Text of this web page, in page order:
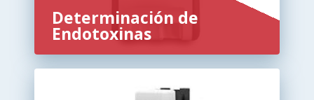
Determinación de
Endotoxinas